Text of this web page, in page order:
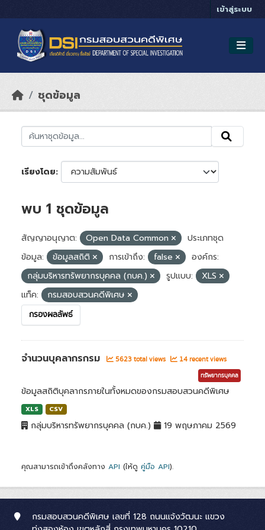
เข้าสู่ระบบ
ชุดข้อมูล
เรียงโดย
พบ 1 ชุดข้อมูล
สัญญาอนุญาต: Open Data Common
ประเภทชุด
ข้อมูล:
ข้อมูลสถิติ การเข้าถึง: false
องค์กร:
กลุ่มบริหารทรัพยากรบุคคล (กบค.)
รูปแบบ:
XLS
แท็ค:
กรมสอบสวนคดีพิเศษ
กรองผลลัพธ์
จำนวนบุคลากรกรม 5623 total views 14 recent views
ทรัพยากรบุคคล
ข้อมูลสถิติบุคลากรภายในทั้งหมดของกรมสอบสวนคดีพิเศษ
XLS CSV
กลุ่มบริหารทรัพยากรบุคคล (กบค.) 19 พฤษภาคม 2569
คุณสามารถเข้าถึงคลังทาง API (ให้ดู คู่มือ API).
กรมสอบสวนคดีพิเศษ เลขที่ 128 ถนนแจ้งวัฒนะ แขวง